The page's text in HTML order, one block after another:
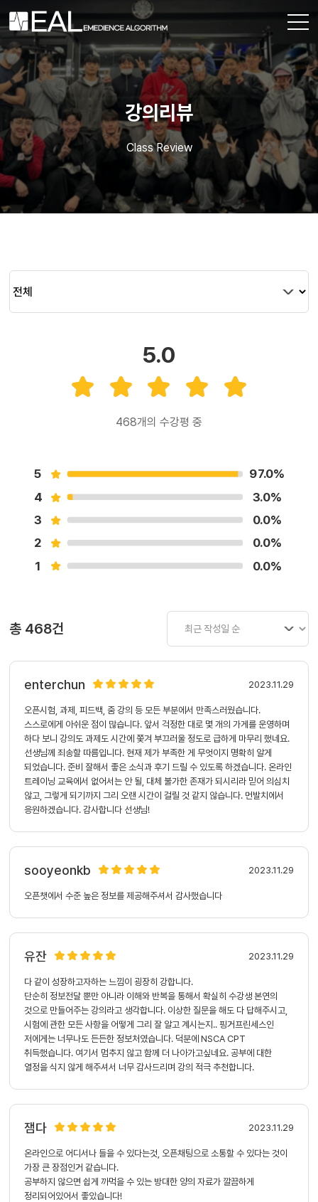
EAL 소개
ESTT
강의신청
강의리뷰
강의리뷰
Class Review
5.0
468개의 수강평 중
5 97.0%
4 3.0%
3
0.0%
2
0.0%
1 0.0%
총 468건
enterchun 2023.11.29
오픈시험, 과제, 피드백, 줌 강의 등 모든 부분에서 만족스러웠습니다.
스스로에게 아쉬운 점이 많습니다. 앞서 걱정한 대로 몇 개의 가게를 운영하며
하다 보니 강의도 과제도 시간에 쫓겨 부끄러울 정도로 급하게 마무리 했네요.
선생님께 죄송할 따름입니다. 현재 제가 부족한 게 무엇이지 명확히 알게
되었습니다. 준비 잘해서 좋은 소식과 후기 드릴 수 있도록 하겠습니다. 온라인
트레이닝 교육에서 없어서는 안 될, 대체 불가한 존재가 되시리라 믿어 의심치
않고, 그렇게 되기까지 그리 오랜 시간이 걸릴 것 같지 않습니다. 먼발치에서
응원하겠습니다. 감사합니다 선생님!
sooyeonkb 2023.11.29
오픈챗에서 수준 높은 정보를 제공해주셔서 감사했습니다
유잔 2023.11.29
다 같이 성장하고자하는 느낌이 굉장히 강합니다.
단순히 정보전달 뿐만 아니라 이해와 반복을 통해서 확실히 수강생 본연의
것으로 만들어주는 강의라고 생각합니다. 이상한 질문을 해도 다 답해주시고,
시험에 관한 모든 사항을 어떻게 그리 잘 알고 계시는지.. 핑거프린세스인
저에게는 너무나도 든든한 정보처였습니다. 덕분에 NSCA CPT
취득했습니다. 여기서 멈추지 않고 함께 더 나아가고싶네요. 공부에 대한
열정을 식지 않게 해주셔서 너무 감사드리며 강의 적극 추천합니다.
잼다 2023.11.29
온라인으로 어디서나 들을 수 있다는것, 오픈채팅으로 소통할 수 있다는 것이
가장 큰 장점인거 같습니다.
공부하지 않으면 쉽게 까먹을 수 있는 방대한 양의 자료가 깔끔하게
정리되어있어서 좋았습니다!